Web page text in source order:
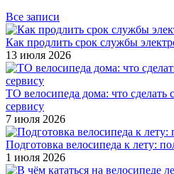
Все записи
Как продлить срок службы
13 июля 2026
ТО велосипеда дома: что сделать
сервису
7 июля 2026
Подготовка велосипеда к лету:
1 июля 2026